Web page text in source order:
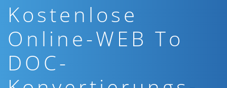
Kostenlose
Online-WEB To
DOC-